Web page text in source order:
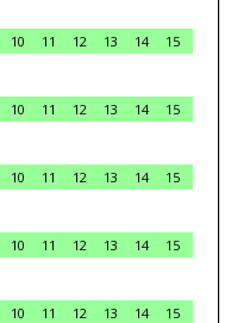
10 11 12 13 14
15
10 11 12 13 14
15
10 11 12 13 14
15
10 11 12 13 14
15
10 11 12 13 14
15